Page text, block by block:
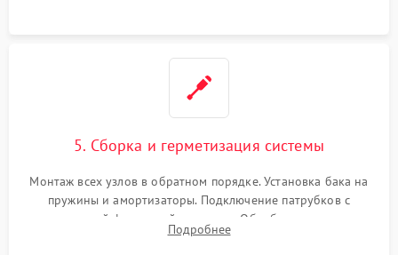
5. Сборка и герметизация системы
Монтаж всех узлов в обратном порядке. Установка бака на
пружины и амортизаторы. Подключение патрубков с
надежной фиксацией хомутами. Обработка стыков
герметиком для предотвращения возможных протечек воды.
Подробнее